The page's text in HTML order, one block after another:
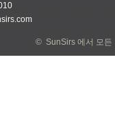
© SunSirs 에서 모